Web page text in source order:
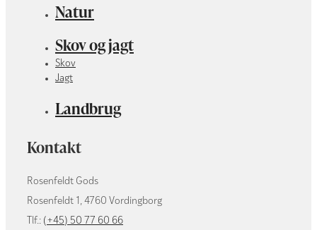
Natur
Skov og jagt
Skov
Jagt
Landbrug
Kontakt
Rosenfeldt Gods
Rosenfeldt 1, 4760 Vordingborg
Tlf.: (+45) 50 77 60 66